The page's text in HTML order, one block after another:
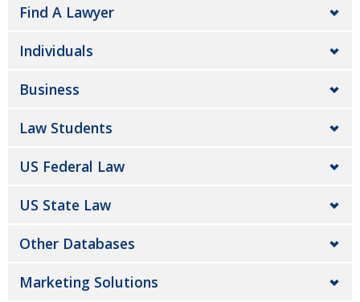
Find A Lawyer
Individuals
Business
Law Students
US Federal Law
US State Law
Other Databases
Marketing Solutions